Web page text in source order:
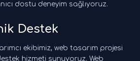
dostu deneyim sağlıyoruz.
Destek
ekibimiz, web tasarım projesi
hizmeti sunuyoruz. Web